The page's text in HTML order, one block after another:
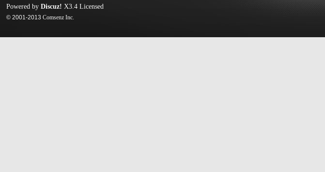
Powered byDiscuz! X3.4 Licensed
© 2001-2013Comsenz Inc.